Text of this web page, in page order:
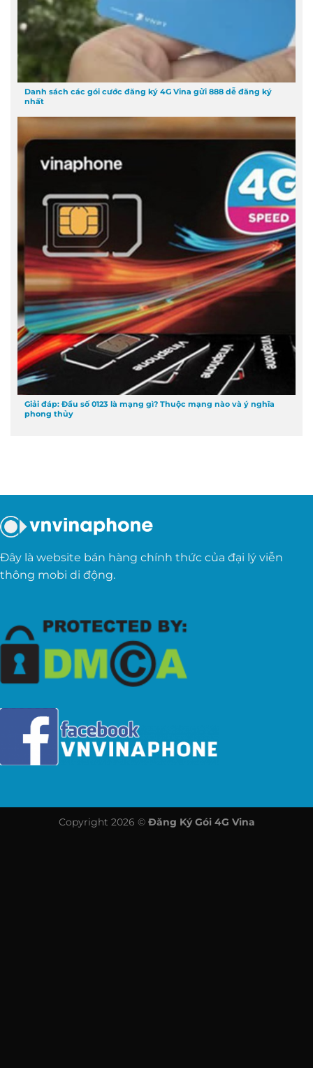
Danh sách các gói cước đăng ký 4G Vina gửi 888 dễ đăng ký
nhất
Giải đáp: Đầu số 0123 là mạng gì? Thuộc mạng nào và ý nghĩa
phong thủy
Đây là website bán hàng chính thức của đại lý viễn
thông mobi di động.
Copyright 2026 © Đăng Ký Gói 4G Vina